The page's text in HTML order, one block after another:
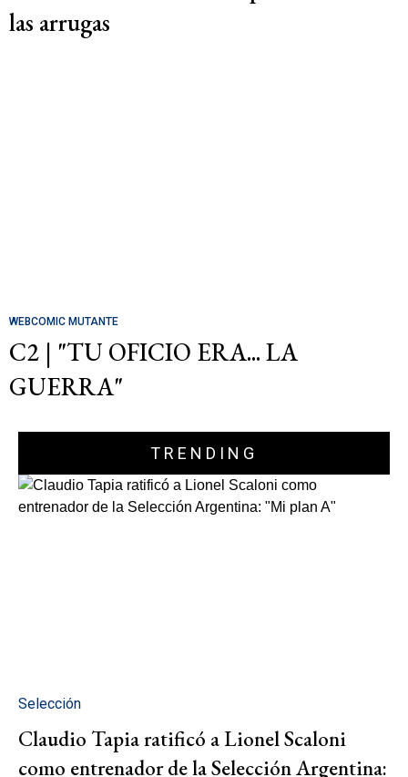
las arrugas
WEBCOMIC MUTANTE
C2 | "TU OFICIO ERA... LA
GUERRA"
TRENDING
Selección
Claudio Tapia ratificó a Lionel Scaloni
como entrenador de la Selección Argentina: